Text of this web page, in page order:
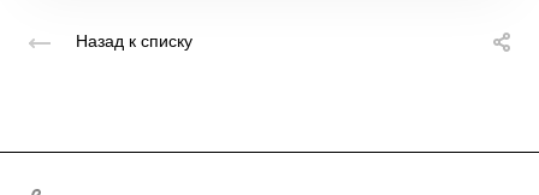
Назад к списку